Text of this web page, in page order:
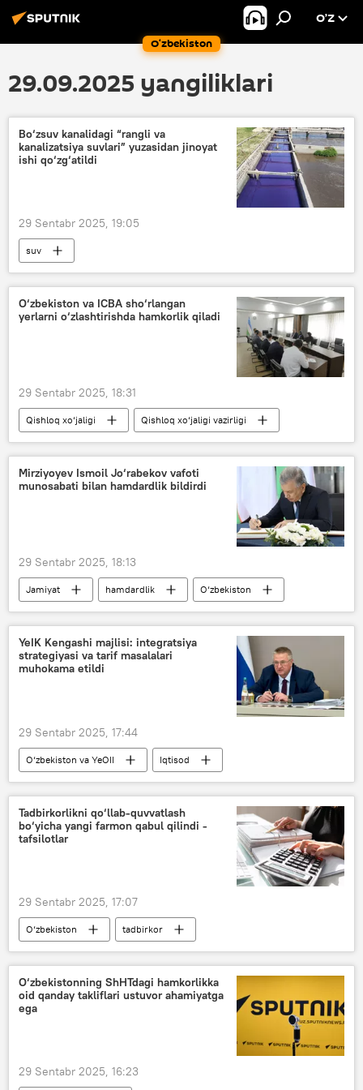
O‘zbekiston
O’Z
29.09.2025 yangiliklari
Bo‘zsuv kanalidagi “rangli va
kanalizatsiya suvlari” yuzasidan jinoyat
ishi qo‘zg‘atildi
29 Sentabr 2025, 19:05
suv
Ekologiya, atrof-muhitni muhofaza qilish va iqlim o‘zgarishi vazirligi
Bosh prokuratura
Jamiyat
Toshkent viloyati
O‘zbekiston va ICBA sho‘rlangan
yerlarni o‘zlashtirishda hamkorlik qiladi
29 Sentabr 2025, 18:31
Qishloq xo‘jaligi
Qishloq xo‘jaligi vazirligi
Jamiyat
O‘zbekiston
Mirziyoyev Ismoil Jo‘rabekov vafoti
munosabati bilan hamdardlik bildirdi
29 Sentabr 2025, 18:13
Jamiyat hamdardlik O‘zbekiston
YeIK Kengashi majlisi: integratsiya
strategiyasi va tarif masalalari
muhokama etildi
29 Sentabr 2025, 17:44
O‘zbekiston va YeOII
Iqtisod
hamkorlik
YeOII
YeIK
bojxona
bojxona boji
Tadbirkorlikni qo‘llab-quvvatlash
bo‘yicha yangi farmon qabul qilindi -
tafsilotlar
29 Sentabr 2025, 17:07
O‘zbekiston
tadbirkor
yangi qonun
kredit
xizmat
korxona
Iqtisod
O‘zbekistonning ShHTdagi hamkorlikka
oid qanday takliflari ustuvor ahamiyatga
ega
29 Sentabr 2025, 16:23